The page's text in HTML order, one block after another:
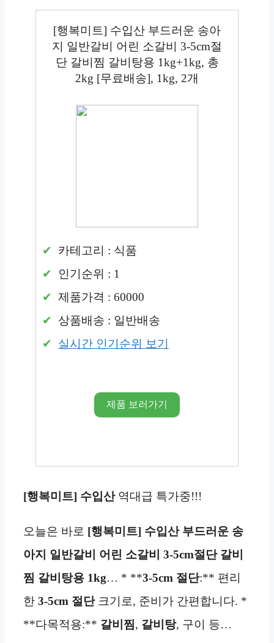
[행복미트] 수입산 부드러운 송아
지 일반갈비 어린 소갈비 3-5cm절
단 갈비찜 갈비탕용 1kg+1kg, 총
2kg [무료배송], 1kg, 2개
카테고리 : 식품
인기순위 : 1
제품가격 : 60000
상품배송 : 일반배송
실시간 인기순위 보기
제품 보러가기
[행복미트] 수입산역대급 특가중!!!
오늘은 바로 [행복미트] 수입산 부드러운 송
아지 일반갈비 어린 소갈비 3-5cm절단 갈비
찜 갈비탕용 1kg… * **3-5cm 절단:** 편리
한 3-5cm 절단크기로, 준비가 간편합니다. *
**다목적용:** 갈비찜, 갈비탕, 구이 등…